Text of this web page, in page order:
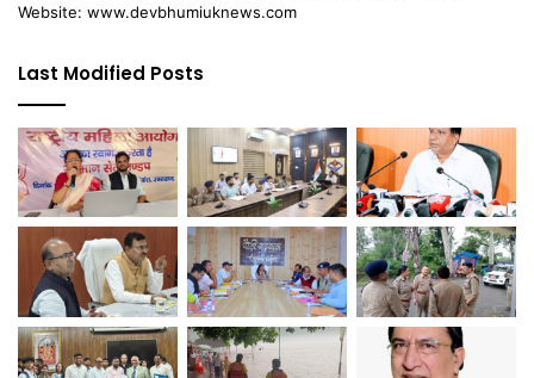
Website: www.devbhumiuknews.com
Last Modified Posts